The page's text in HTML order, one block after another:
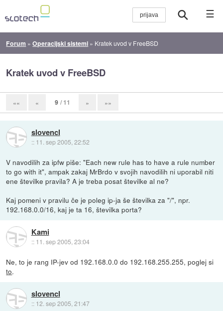
☰
Forum »Operacijski sistemi » Kratek uvod v FreeBSD
Kratek uvod v FreeBSD
«« « 9 / 11 » »»
slovencl
:: 11. sep 2005, 22:52
V navodilih za ipfw piše: "Each new rule has to have a rule number
to go with it", ampak zakaj MrBrdo v svojih navodilih ni uporabil niti
ene številke pravila? A je treba posat številke al ne?
Kaj pomeni v pravilu če je poleg ip-ja še številka za "/", npr.
192.168.0.0/16, kaj je ta 16, številka porta?
Kami
:: 11. sep 2005, 23:04
Ne, to je rang IP-jev od 192.168.0.0 do 192.168.255.255, poglej si
to.
slovencl
:: 12. sep 2005, 21:47